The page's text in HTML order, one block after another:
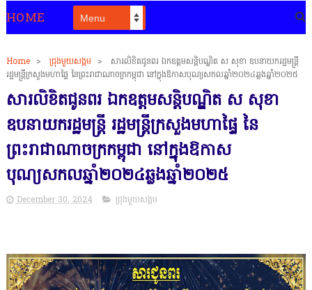
HOME
Home > ជ្រុងមួយសង្គម >
សារលិខិតជូនពរ ឯកឧត្តមសន្តិបណ្ឌិត ស សុខា ឧបនាយករដ្ឋមន្ត្រី
រដ្ឋមន្ត្រីក្រសួងមហាផ្ទៃ នៃព្រះរាជាណាចក្រកម្ពុជា នៅក្នុងឱកាសបុណ្យសកលឆ្នាំ២០២៤ឆ្លងឆ្នាំ២០២៥
សារលិខិតជូនពរ ឯកឧត្តមសន្តិបណ្ឌិត ស សុខា
ឧបនាយករដ្ឋមន្ត្រី រដ្ឋមន្ត្រីក្រសួងមហាផ្ទៃ នៃ
ព្រះរាជាណាចក្រកម្ពុជា នៅក្នុងឱកាស
បុណ្យសកលឆ្នាំ២០២៤ឆ្លងឆ្នាំ២០២៥
December 30, 2024 ជ្រុងមួយសង្គម